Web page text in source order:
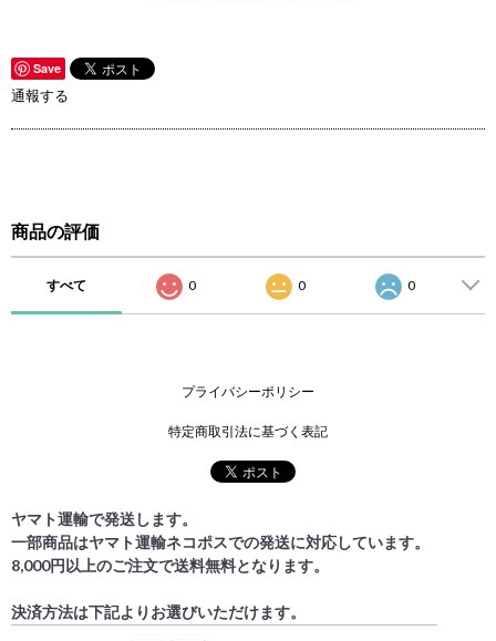
Save
通報する
商品の評価
すべて 0 0 0
プライバシーポリシー
特定商取引法に基づく表記
ヤマト運輸で発送します。
一部商品はヤマト運輸ネコポスでの発送に対応しています。
8,000円以上のご注文で送料無料となります。
決済方法は下記よりお選びいただけます。